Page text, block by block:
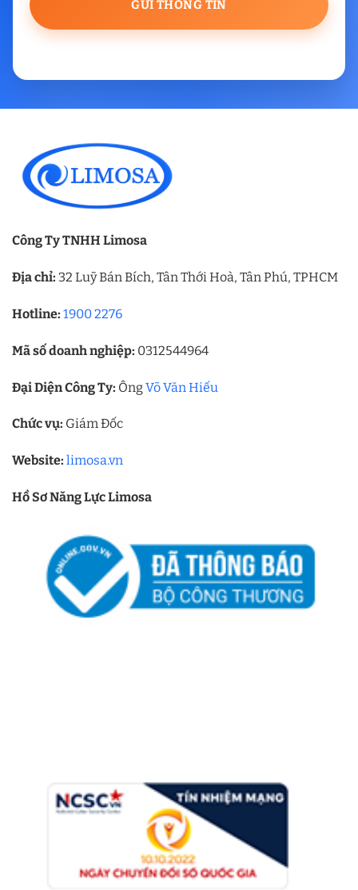
Công Ty TNHH Limosa
Địa chỉ: 32 Luỹ Bán Bích, Tân Thới Hoà, Tân Phú, TPHCM
Hotline: 1900 2276
Mã số doanh nghiệp: 0312544964
Đại Diện Công Ty: ÔngVõ Văn Hiếu
Chức vụ: Giám Đốc
Website: limosa.vn
Hồ Sơ Năng Lực Limosa